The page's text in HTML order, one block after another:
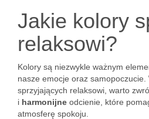
Jakie kolory
relaksowi?
Kolory są niezwykle ważnym
nasze emocje oraz
sprzyjających relaksowi, warto
i harmonijne odcienie, które
atmosferę spokoju.